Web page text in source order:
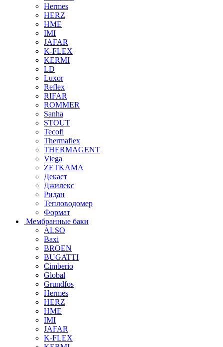
Hermes
HERZ
HME
IMI
JAFAR
K-FLEX
KERMI
LD
Luxor
Reflex
RIFAR
ROMMER
Sanha
STOUT
Tecofi
Thermaflex
THERMAGENT
Viega
ZETKAMA
Декаст
Джилекс
Ридан
Тепловодомер
Формат
Мембранные баки
ALSO
Baxi
BROEN
BUGATTI
Cimberio
Global
Grundfos
Hermes
HERZ
HME
IMI
JAFAR
K-FLEX